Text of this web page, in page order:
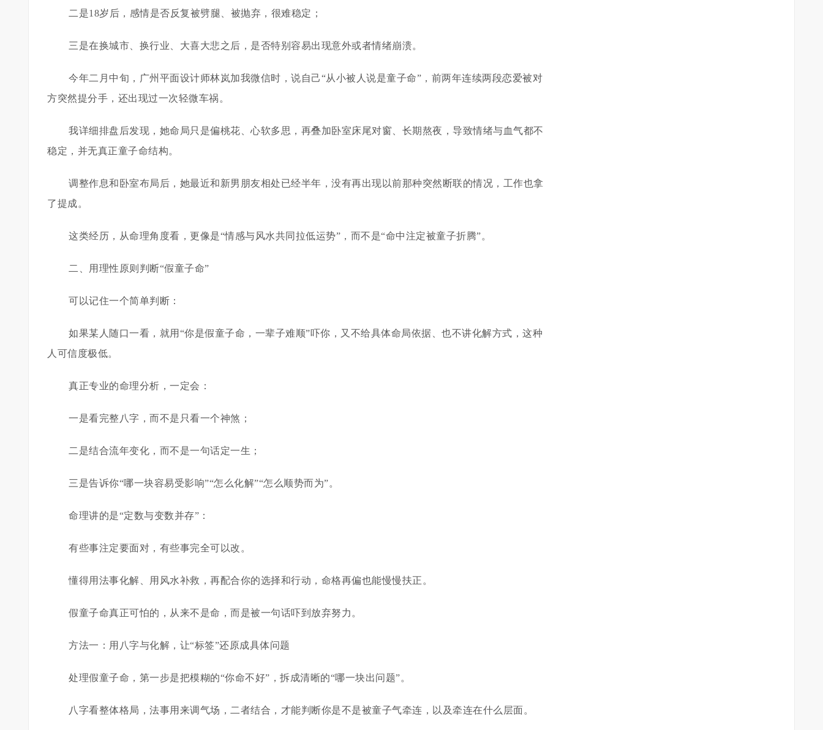
二是18岁后，感情是否反复被劈腿、被抛弃，很难稳定；
三是在换城市、换行业、大喜大悲之后，是否特别容易出现意外或者情绪崩溃。
今年二月中旬，广州平面设计师林岚加我微信时，说自己“从小被人说是童子命”，前两年连续两段恋爱被对
方突然提分手，还出现过一次轻微车祸。
我详细排盘后发现，她命局只是偏桃花、心软多思，再叠加卧室床尾对窗、长期熬夜，导致情绪与血气都不
稳定，并无真正童子命结构。
调整作息和卧室布局后，她最近和新男朋友相处已经半年，没有再出现以前那种突然断联的情况，工作也拿
了提成。
这类经历，从命理角度看，更像是“情感与风水共同拉低运势”，而不是“命中注定被童子折腾”。
二、用理性原则判断“假童子命”
可以记住一个简单判断：
如果某人随口一看，就用“你是假童子命，一辈子难顺”吓你，又不给具体命局依据、也不讲化解方式，这种
人可信度极低。
真正专业的命理分析，一定会：
一是看完整八字，而不是只看一个神煞；
二是结合流年变化，而不是一句话定一生；
三是告诉你“哪一块容易受影响”“怎么化解”“怎么顺势而为”。
命理讲的是“定数与变数并存”：
有些事注定要面对，有些事完全可以改。
懂得用法事化解、用风水补救，再配合你的选择和行动，命格再偏也能慢慢扶正。
假童子命真正可怕的，从来不是命，而是被一句话吓到放弃努力。
方法一：用八字与化解，让“标签”还原成具体问题
处理假童子命，第一步是把模糊的“你命不好”，拆成清晰的“哪一块出问题”。
八字看整体格局，法事用来调气场，二者结合，才能判断你是不是被童子气牵连，以及牵连在什么层面。